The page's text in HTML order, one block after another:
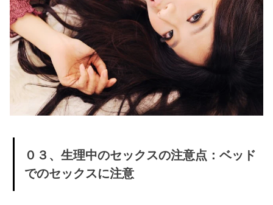
生理中
の彼氏
との過
ごし
方：手
と口で
» ０３、
生理中
０３、生理中のセックスの注意点：ベッド
でのセックスに注意